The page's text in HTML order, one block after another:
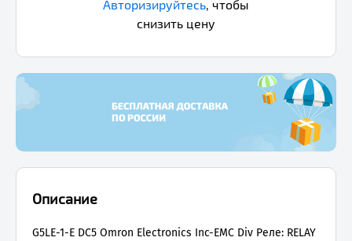
Авторизируйтесь, чтобы
снизить цену
Описание
G5LE-1-E DC5 Omron Electronics Inc-EMC Div Реле: RELAY